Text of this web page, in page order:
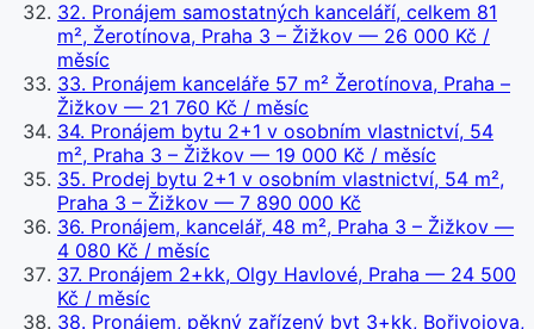
32. Pronájem samostatných kanceláří, celkem 81
m², Žerotínova, Praha 3 – Žižkov — 26 000 Kč /
měsíc
33. Pronájem kanceláře 57 m² Žerotínova, Praha –
Žižkov — 21 760 Kč / měsíc
34. Pronájem bytu 2+1 v osobním vlastnictví, 54
m², Praha 3 – Žižkov — 19 000 Kč / měsíc
35. Prodej bytu 2+1 v osobním vlastnictví, 54 m²,
Praha 3 – Žižkov — 7 890 000 Kč
36. Pronájem, kancelář, 48 m², Praha 3 – Žižkov —
4 080 Kč / měsíc
37. Pronájem 2+kk, Olgy Havlové, Praha — 24 500
Kč / měsíc
38. Pronájem, pěkný zařízený byt 3+kk, Bořivojova,